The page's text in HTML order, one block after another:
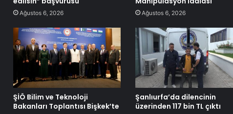
Ağustos 6, 2026 Ağustos 6, 2026
ŞİÖ Bilim ve Teknoloji
Bakanları Toplantısı Bişkek’te
Şanlıurfa’da dilencinin
üzerinden 117 bin TL çıktı